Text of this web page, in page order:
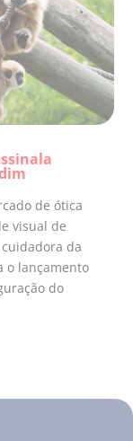
de ótica
visual de
da
o lançamento
do